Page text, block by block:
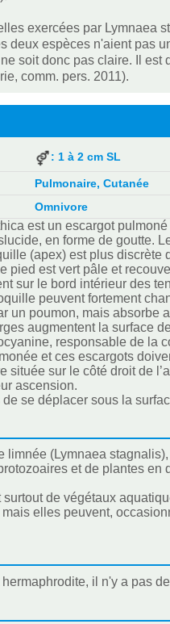
exercées par Lymnaea
deux espèces n'aient pas
soit donc pas claire. Il
comm. pers. 2011).
: 1 à 2 cm SL
Pulmonaire, Cutanée
Omnivore
est un escargot
en forme de goutte.
(apex) est plus discrète
pied est vert pâle et
sur le bord intérieur des
peuvent fortement
un poumon, mais absorbe
augmentent la surface
responsable de la
et ces escargots
située sur le côté droit de
ascension.
se déplacer sous la
limnée (Lymnaea
et de plantes en
de végétaux
elles peuvent,
il n'y a pas